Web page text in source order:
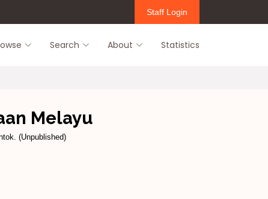
Staff Login
Search About Statistics
Melayu
(Unpublished)